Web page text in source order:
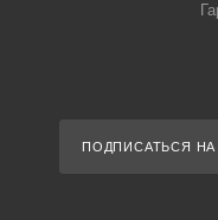
ПОДПИСАТЬСЯ